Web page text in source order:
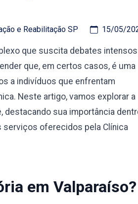
e Reabilitação SP 15/05/
que suscita debates
que, em certos casos, é uma
a indivíduos que enfrentam
Neste artigo, vamos explorar a
destacando sua importância
serviços oferecidos pela Clínica
em Valparaíso?